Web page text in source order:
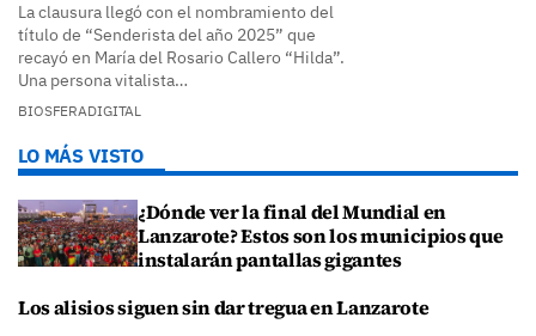
La clausura llegó con el nombramiento del
título de “Senderista del año 2025” que
recayó en María del Rosario Callero “Hilda”.
Una persona vitalista…
BIOSFERADIGITAL
LO MÁS VISTO
¿Dónde ver la final del Mundial en
Lanzarote? Estos son los municipios que
instalarán pantallas gigantes
Los alisios siguen sin dar tregua en Lanzarote